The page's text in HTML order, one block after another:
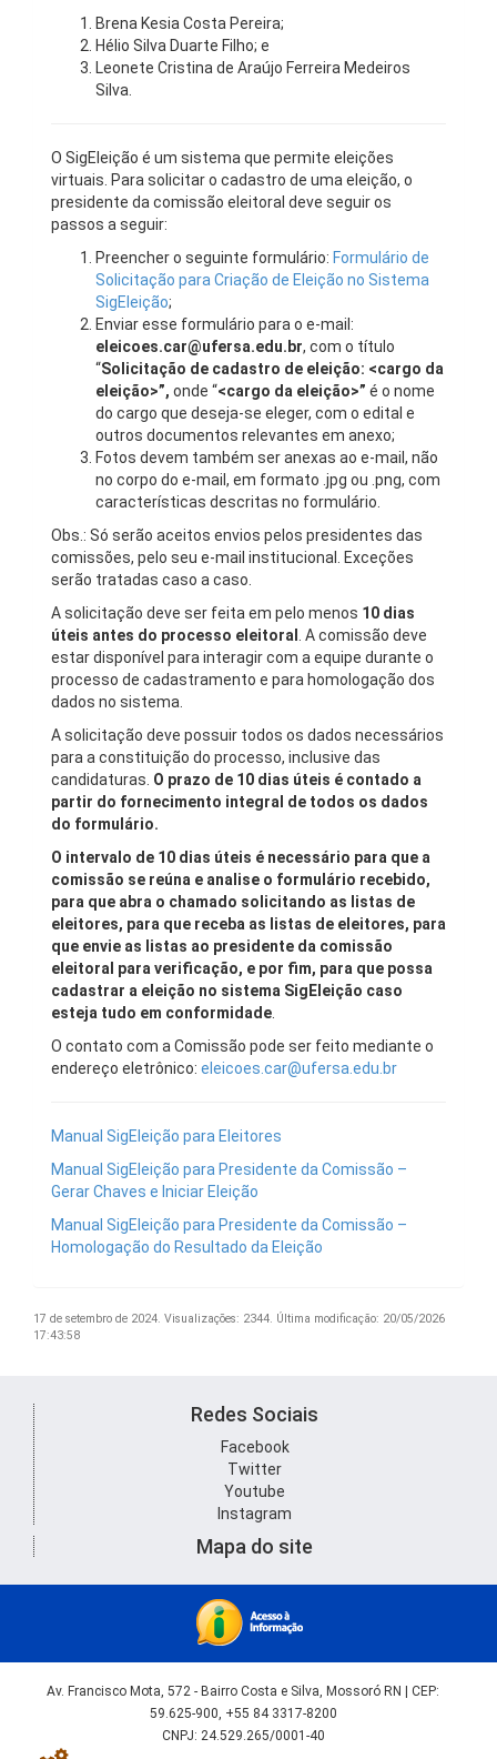
Brena Kesia Costa Pereira;
Hélio Silva Duarte Filho; e
Leonete Cristina de Araújo Ferreira Medeiros
Silva.
O SigEleição é um sistema que permite eleições
virtuais. Para solicitar o cadastro de uma eleição, o
presidente da comissão eleitoral deve seguir os
passos a seguir:
Preencher o seguinte formulário: Formulário de
Solicitação para Criação de Eleição no Sistema
SigEleição;
Enviar esse formulário para o e-mail:
eleicoes.car@ufersa.edu.br, com o título
“Solicitação de cadastro de eleição: <cargo da
eleição>”, onde “<cargo da eleição>” é o nome
do cargo que deseja-se eleger, com o edital e
outros documentos relevantes em anexo;
Fotos devem também ser anexas ao e-mail, não
no corpo do e-mail, em formato .jpg ou .png, com
características descritas no formulário.
Obs.: Só serão aceitos envios pelos presidentes das
comissões, pelo seu e-mail institucional. Exceções
serão tratadas caso a caso.
A solicitação deve ser feita em pelo menos 10 dias
úteis antes do processo eleitoral
. A comissão deve
estar disponível para interagir com a equipe durante o
processo de cadastramento e para homologação dos
dados no sistema.
A solicitação deve possuir todos os dados necessários
para a constituição do processo, inclusive das
candidaturas. O prazo de 10 dias úteis é contado a
partir do fornecimento integral de todos os dados
do formulário.
O intervalo de 10 dias úteis é necessário para que a
comissão se reúna e analise o formulário recebido,
para que abra o chamado solicitando as listas de
eleitores, para que receba as listas de eleitores, para
que envie as listas ao presidente da comissão
eleitoral para verificação, e por fim, para que possa
cadastrar a eleição no sistema SigEleição caso
esteja tudo em conformidade
O contato com a Comissão pode ser feito mediante o
endereço eletrônico: eleicoes.car@ufersa.edu.br
Manual SigEleição para Eleitores
Manual SigEleição para Presidente da Comissão –
Gerar Chaves e Iniciar Eleição
Manual SigEleição para Presidente da Comissão –
Homologação do Resultado da Eleição
17 de setembro de 2024. Visualizações: 2344. Última modificação: 20/05/2026
17:43:58
Redes Sociais
Facebook
Twitter
Youtube
Instagram
Mapa do site
Av. Francisco Mota, 572 - Bairro Costa e Silva, Mossoró RN | CEP:
59.625-900, +55 84 3317-8200
CNPJ: 24.529.265/0001-40